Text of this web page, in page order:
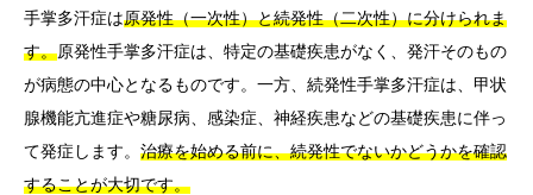
手掌多汗症は原発性（一次性）と続発性（二次性）に分けられま
す。原発性手掌多汗症は、特定の基礎疾患がなく、発汗そのもの
が病態の中心となるものです。一方、続発性手掌多汗症は、甲状
腺機能亢進症や糖尿病、感染症、神経疾患などの基礎疾患に伴っ
て発症します。 治療を始める前に、続発性でないかどうかを確認
することが大切です。